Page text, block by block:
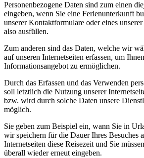
Personenbezogene Daten sind zum einen
eingeben, wenn Sie eine Ferienunterkunft
unserer Kontaktformulare oder eines
also ausfüllen.
Zum anderen sind das Daten, welche wir
auf unseren Internetseiten erfassen, um
Informationsangebot zu ermöglichen.
Durch das Erfassen und das Verwenden
soll letztlich die Nutzung unserer
bzw. wird durch solche Daten unsere
möglich.
Sie geben zum Beispiel ein, wann Sie in
wir speichern für die Dauer Ihres Besuches
Internetseiten diese Reisezeit und Sie
überall wieder erneut eingeben.